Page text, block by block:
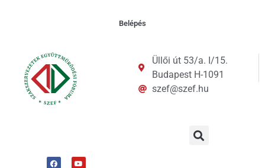
Belépés
Üllői út 53/a. I/15.
Budapest H-1091
szef@szef.hu